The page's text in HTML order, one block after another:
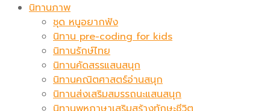
นิทานภาพ
ชุด หนูอยากฟัง
นิทาน pre-coding for kids
นิทานรักษ์ไทย
นิทานคัดสรรแสนสนุก
นิทานคณิตศาสตร์อ่านสนุก
นิทานส่งเสริมสมรรถนะแสนสนุก